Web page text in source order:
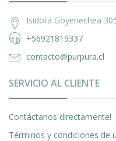
Isidora Goyenechea
+56921819337
contacto@purpura.cl
SERVICIO AL CLIENTE
Contáctanos directamente!
Términos y condiciones de